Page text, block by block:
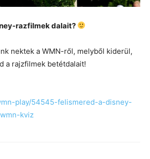
razfilmek dalait?
nektek a WMN-ről, melyből kiderül,
a rajzfilmek betétdalait!
play/54545-felismered-a-disney-
kviz